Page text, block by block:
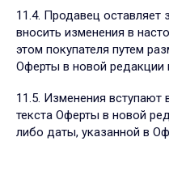
11.4. Продавец
вносить изменения в
этом покупателя путем
Оферты в новой редакции
11.5. Изменения
текста Оферты в новой
либо даты, указанной в